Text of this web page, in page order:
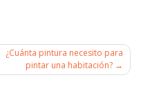
¿Cuánta pintura necesito para
pintar una habitación?